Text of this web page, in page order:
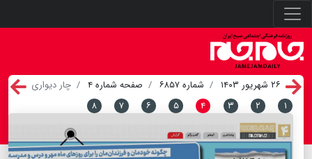
۲۶ شهریور ۱۴۰۳ شماره ۶۸۵۷ صفحه شماره ۴
چار دیواری
۱
۲ ۳ ۴ ۵ ۶ ۷ ۸